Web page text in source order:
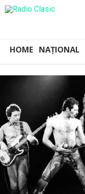
HOME NAȚIONAL